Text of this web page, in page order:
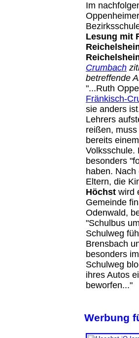
Im
Lesung mit
Crumbach
betreffende
"...Ruth
Fränkisch-
sie anders
Lehrers
reißen,
bereits
Volksschule.
besonders
haben.
Eltern, die
Höchst wird
Gemeinde
Odenwald,
"Schulbus
Schulweg
Brensbach
besonders
Schulweg
ihres Autos
Werbung